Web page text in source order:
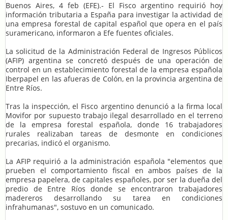
Buenos Aires, 4 feb (EFE).- El Fisco argentino requirió hoy
información tributaria a España para investigar la actividad de
una empresa forestal de capital español que opera en el país
suramericano, informaron a Efe fuentes oficiales.
La solicitud de la Administración Federal de Ingresos Públicos
(AFIP) argentina se concretó después de una operación de
control en un establecimiento forestal de la empresa española
Iberpapel en las afueras de Colón, en la provincia argentina de
Entre Ríos.
Tras la inspección, el Fisco argentino denunció a la firma local
Movifor por supuesto trabajo ilegal desarrollado en el terreno
de la empresa forestal española, donde 16 trabajadores
rurales realizaban tareas de desmonte en condiciones
precarias, indicó el organismo.
La AFIP requirió a la administración española "elementos que
prueben el comportamiento fiscal en ambos países de la
empresa papelera, de capitales españoles, por ser la dueña del
predio de Entre Ríos donde se encontraron trabajadores
madereros desarrollando su tarea en condiciones
infrahumanas", sostuvo en un comunicado.